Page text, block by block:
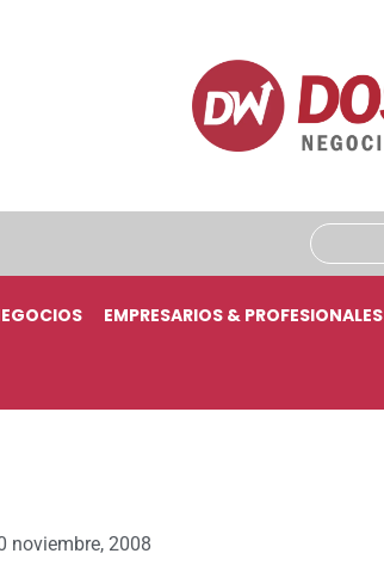
EMPRESARIOS & PROFESIONALES
noviembre, 2008